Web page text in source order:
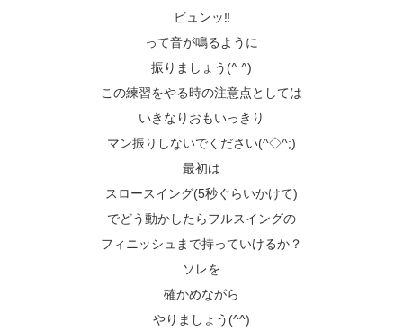
ビュンッ‼️
って音が鳴るように
振りましょう(^ ^)
この練習をやる時の注意点としては
いきなりおもいっきり
マン振りしないでください(^◇^;)
最初は
スロースイング(5秒ぐらいかけて)
でどう動かしたらフルスイングの
フィニッシュまで持っていけるか？
ソレを
確かめながら
やりましょう(^^)